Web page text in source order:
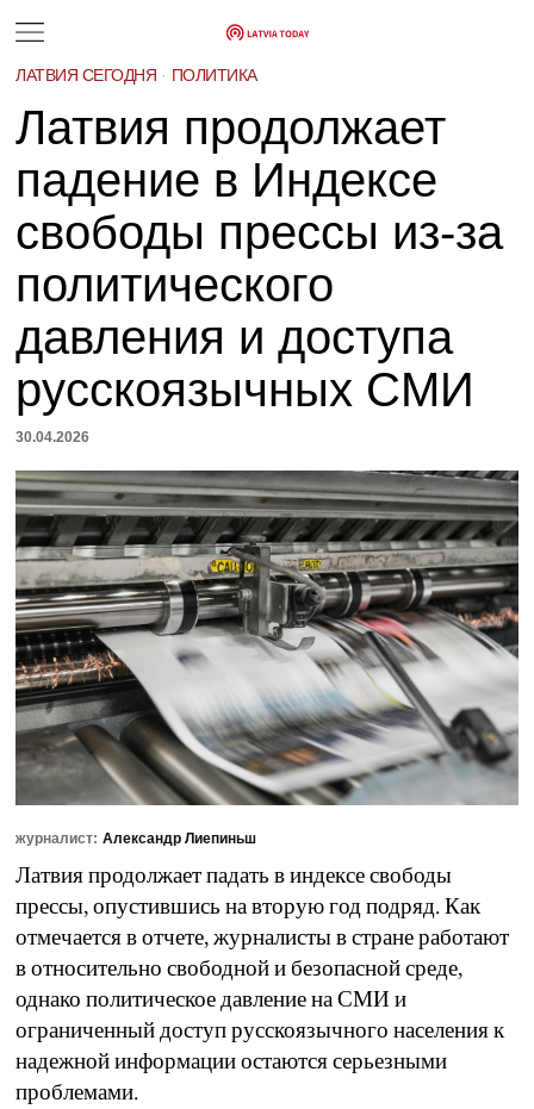
ЛАТВИЯ СЕГОДНЯ · ПОЛИТИКА
Латвия продолжает
падение в Индексе
свободы прессы из-за
политического
давления и доступа
русскоязычных СМИ
30.04.2026
журналист: Александр Лиепиньш
Латвия продолжает падать в индексе свободы
прессы, опустившись на вторую год подряд. Как
отмечается в отчете, журналисты в стране работают
в относительно свободной и безопасной среде,
однако политическое давление на СМИ и
ограниченный доступ русскоязычного населения к
надежной информации остаются серьезными
проблемами.